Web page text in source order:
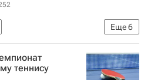
Еще6
теннису